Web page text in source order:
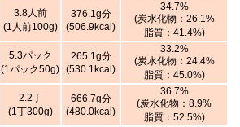
3.8人前
(1人前100g)
376.1g分
(506.9kcal)
34.7%
(炭水化物：26.1%
脂質：41.4%)
5.3パック
(1パック50g)
265.1g分
(530.1kcal)
33.2%
(炭水化物：24.4%
脂質：45.0%)
2.2丁
(1丁300g)
666.7g分
(480.0kcal)
36.7%
(炭水化物：8.9%
脂質：52.5%)